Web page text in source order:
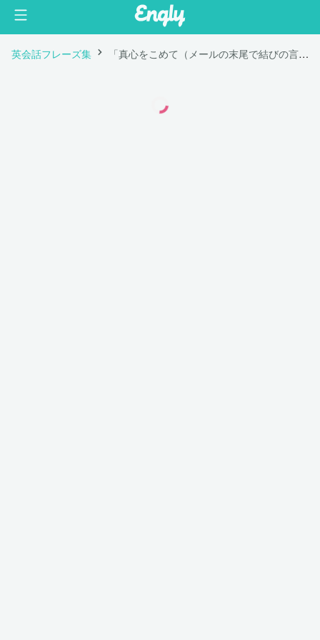
英会話フレーズ集 「真心をこめて（メールの末尾で結びの言葉として使用）」は英語で "Sincerely,"